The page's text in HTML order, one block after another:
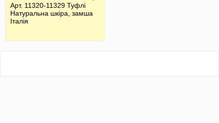
Арт. 11320-11329 Туфлі
Натуральна шкіра, замша
Італія